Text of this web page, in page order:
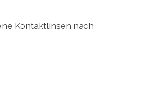
Kontaktlinsen nach